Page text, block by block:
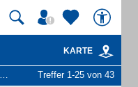
KARTE
Treffer 1-25 von 43